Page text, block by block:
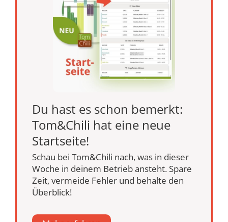
Du hast es schon bemerkt:
Tom&Chili hat eine neue
Startseite!
Schau bei Tom&Chili nach, was in dieser
Woche in deinem Betrieb ansteht. Spare
Zeit, vermeide Fehler und behalte den
Überblick!